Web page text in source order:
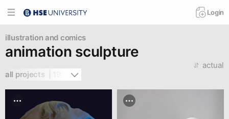
Login
illustration and comics
animation sculpture
all projects  | 196
actual